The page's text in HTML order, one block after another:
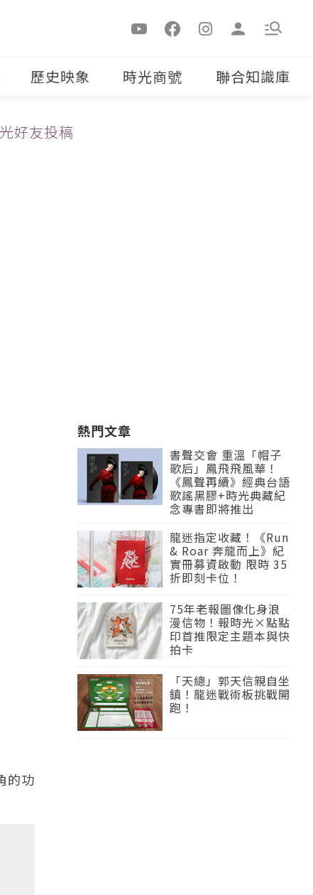
歷史映象 時光商號 聯合知識庫
好友投稿
的功
熱門文章
書聲交會 重溫「帽子
歌后」鳳飛飛風華！
《鳳聲再續》經典台語
歌謠黑膠+時光典藏紀
念專書即將推出
龍迷指定收藏！《Run
& Roar 奔龍而上》紀
實冊募資啟動 限時 35
折即刻卡位！
75年老報圖像化身浪
漫信物！報時光×點點
印首推限定主題本與快
拍卡
「天總」郭天信親自坐
鎮！龍迷戰術板挑戰開
跑！